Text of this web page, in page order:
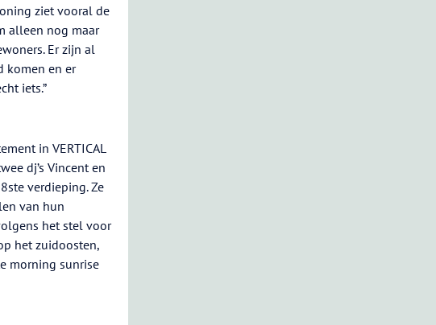
ziet vooral de
alleen nog maar
Er zijn al
komen en er
iets.”
in VERTICAL
dj’s Vincent en
verdieping. Ze
van hun
het stel voor
het zuidoosten,
morning sunrise